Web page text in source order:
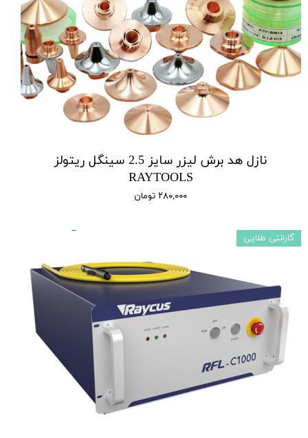
نازل هد برش لیزر سایز 2.5 سینگل ریتولز
RAYTOOLS
۲۸۰,۰۰۰ تومان
گارانتی طلایی